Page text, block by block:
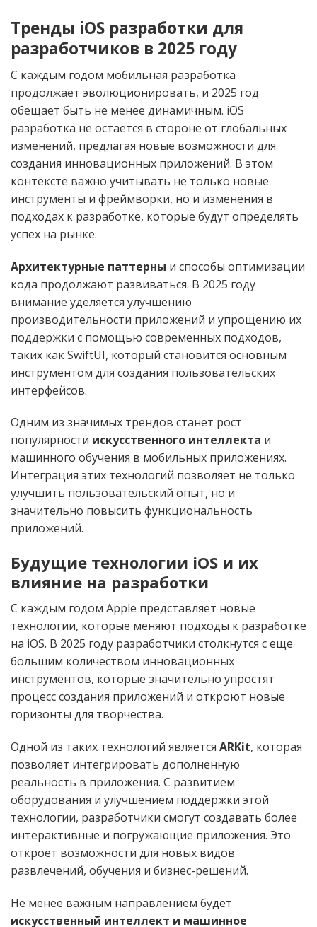
Тренды iOS разработки для
разработчиков в 2025 году
С каждым годом мобильная разработка
продолжает эволюционировать, и 2025 год
обещает быть не менее динамичным. iOS
разработка не остается в стороне от глобальных
изменений, предлагая новые возможности для
создания инновационных приложений. В этом
контексте важно учитывать не только новые
инструменты и фреймворки, но и изменения в
подходах к разработке, которые будут определять
успех на рынке.
Архитектурные паттерны и способы оптимизации
кода продолжают развиваться. В 2025 году
внимание уделяется улучшению
производительности приложений и упрощению их
поддержки с помощью современных подходов,
таких как SwiftUI, который становится основным
инструментом для создания пользовательских
интерфейсов.
Одним из значимых трендов станет рост
популярности искусственного интеллекта и
машинного обучения в мобильных приложениях.
Интеграция этих технологий позволяет не только
улучшить пользовательский опыт, но и
значительно повысить функциональность
приложений.
Будущие технологии iOS и их
влияние на разработки
С каждым годом Apple представляет новые
технологии, которые меняют подходы к разработке
на iOS. В 2025 году разработчики столкнутся с еще
большим количеством инновационных
инструментов, которые значительно упростят
процесс создания приложений и откроют новые
горизонты для творчества.
Одной из таких технологий является ARKit, которая
позволяет интегрировать дополненную
реальность в приложения. С развитием
оборудования и улучшением поддержки этой
технологии, разработчики смогут создавать более
интерактивные и погружающие приложения. Это
откроет возможности для новых видов
развлечений, обучения и бизнес-решений.
Не менее важным направлением будет
искусственный интеллект и машинное